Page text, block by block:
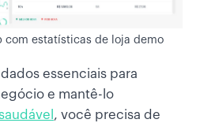
com estatísticas de loja demo
essenciais para
e mantê-lo
, você precisa de